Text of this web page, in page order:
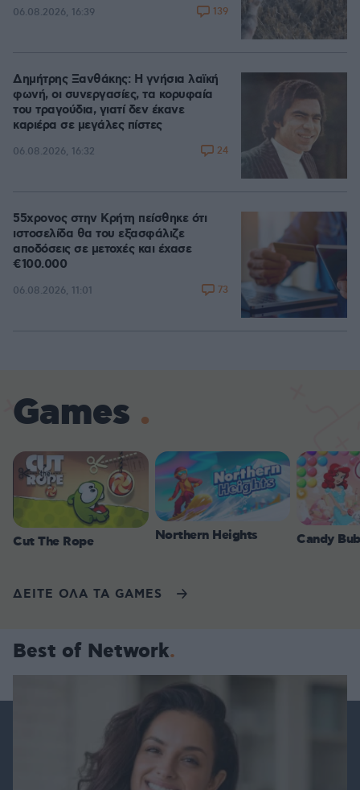
06.08.2026, 16:39 139
Δημήτρης Ξανθάκης: Η γνήσια λαϊκή
φωνή, οι συνεργασίες, τα κορυφαία
του τραγούδια, γιατί δεν έκανε
καριέρα σε μεγάλες πίστες
06.08.2026, 16:32 24
55χρονος στην Κρήτη πείσθηκε ότι
ιστοσελίδα θα του εξασφάλιζε
αποδόσεις σε μετοχές και έχασε
€100.000
06.08.2026, 11:01 73
Games
Cut The Rope Northern Heights Candy
ΔΕΙΤΕ ΟΛΑ ΤΑ GAMES
Best of Network